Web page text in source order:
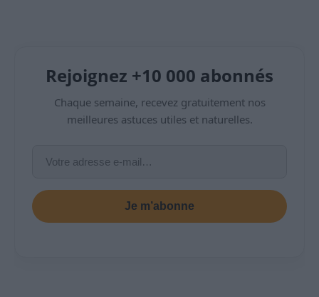
Rejoignez +10 000 abonnés
Chaque semaine, recevez gratuitement nos
meilleures astuces utiles et naturelles.
Je m’abonne